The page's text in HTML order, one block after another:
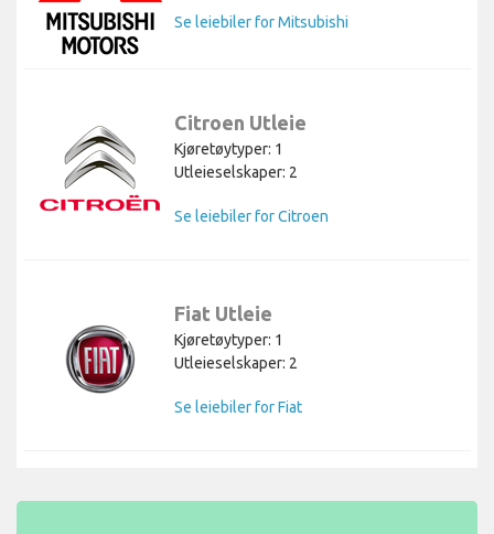
Se leiebiler for Mitsubishi
Citroen Utleie
Kjøretøytyper: 1
Utleieselskaper: 2
Se leiebiler for Citroen
Fiat Utleie
Kjøretøytyper: 1
Utleieselskaper: 2
Se leiebiler for Fiat